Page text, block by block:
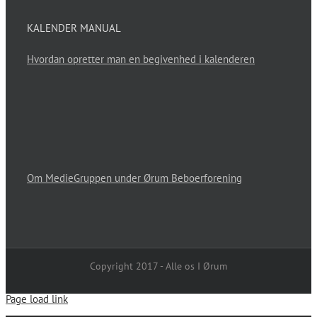
KALENDER MANUAL
Hvordan opretter man en begivenhed i kalenderen
Om MedieGruppen under Ørum Beboerforening
Copyright 2017 - Alle os I Ørum
Page load link